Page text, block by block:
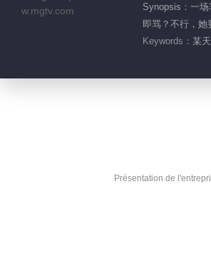
Synopsis：一
即骂？不行，她
Keywords： 某
Présentation de